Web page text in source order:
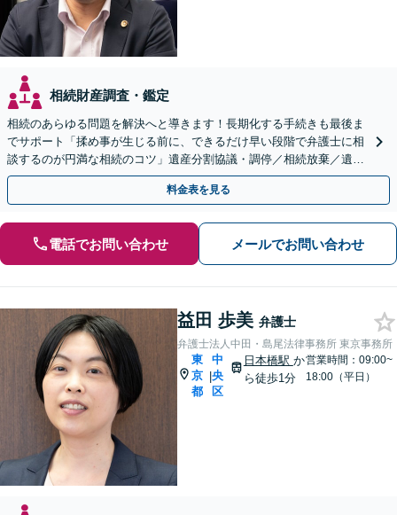
相続財産調査・鑑定
相続のあらゆる問題を解決へと導きます！長期化する手続きも最後ま
でサポート「揉め事が生じる前に、できるだけ早い段階で弁護士に相
談するのが円満な相続のコツ」遺産分割協議・調停／相続放棄／遺留
分／不動産相続ほか【休日・夜間面談可】
料金表を見る
電話でお問い合わせ メールでお問い合わせ
益田 歩美 弁護士
弁護士法人中田・島尾法律事務所 東京事務所
東
京
都
|
中
央
区
日本橋駅 か
ら徒歩1分
営業時間：09:00~
18:00（平日）